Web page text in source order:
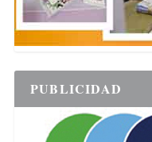
PUBLICIDAD